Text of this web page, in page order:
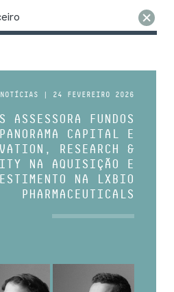
NOTÍCIAS | 24 FEVEREIRO 2026
ASSESSORA FUNDOS
CAPITAL E
RESEARCH &
NA AQUISIÇÃO E
NA LXBIO
PHARMACEUTICALS